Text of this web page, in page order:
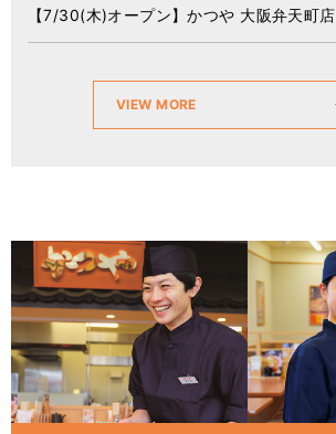
【7/30(木)オープン】かつや 大阪弁天町店
VIEW MORE